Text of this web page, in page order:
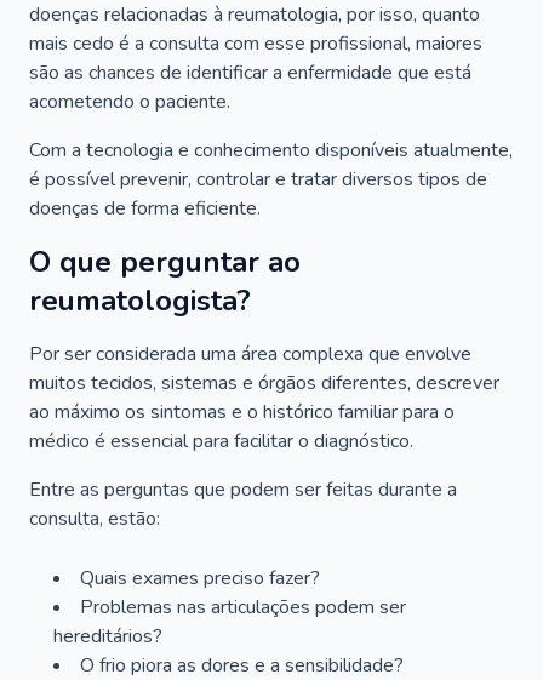
doenças relacionadas à reumatologia, por isso, quanto
mais cedo é a consulta com esse profissional, maiores
são as chances de identificar a enfermidade que está
acometendo o paciente.
Com a tecnologia e conhecimento disponíveis atualmente,
é possível prevenir, controlar e tratar diversos tipos de
doenças de forma eficiente.
O que perguntar ao
reumatologista?
Por ser considerada uma área complexa que envolve
muitos tecidos, sistemas e órgãos diferentes, descrever
ao máximo os sintomas e o histórico familiar para o
médico é essencial para facilitar o diagnóstico.
Entre as perguntas que podem ser feitas durante a
consulta, estão:
Quais exames preciso fazer?
Problemas nas articulações podem ser
hereditários?
O frio piora as dores e a sensibilidade?